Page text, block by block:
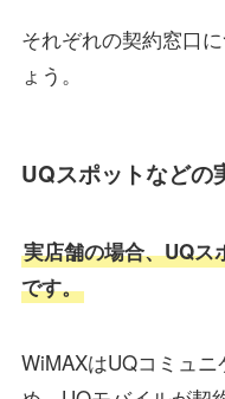
それぞれの契約窓口
ょう。
UQスポットなどの
実店舗の場合、UQス
です。
WiMAXはUQコミュ